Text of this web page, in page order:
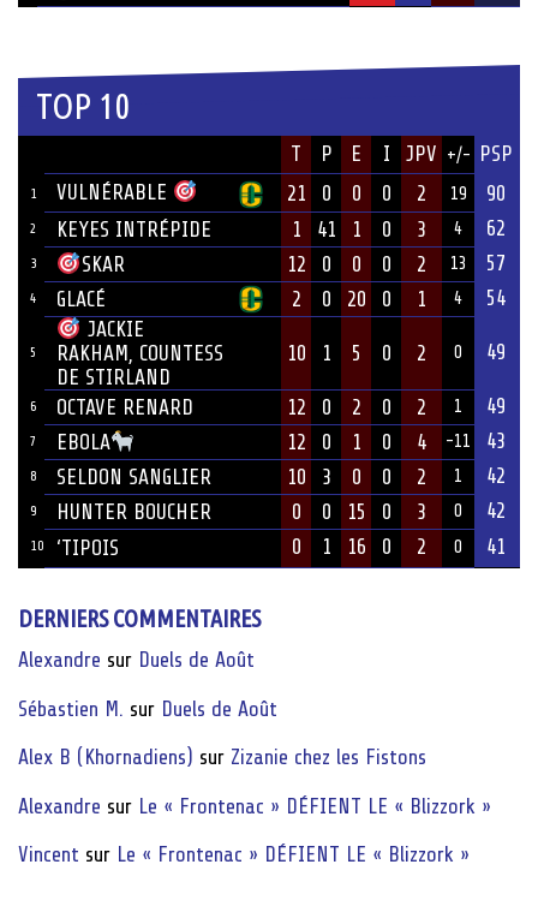
TOP 10
T P E I JPV +/- PSP
1 VULNÉRABLE 21 0 0 0 2 19 90
2 KEYES INTRÉPIDE 1 41 1 0 3 4 62
3 SKAR 12 0 0 0 2 13 57
4 GLACÉ 2 0 20 0 1 4 54
5
JACKIE
RAKHAM, COUNTESS
DE STIRLAND
10 1 5 0 2 0 49
6 OCTAVE RENARD 12 0 2 0 2 1 49
7 EBOLA 12 0 1 0 4 -11 43
8 SELDON SANGLIER 10 3 0 0 2 1 42
9 HUNTER BOUCHER 0 0 15 0 3 0 42
10 ‘TIPOIS 0 1 16 0 2 0 41
DERNIERS COMMENTAIRES
Alexandre sur Duels de Août
Sébastien M. sur Duels de Août
Alex B (Khornadiens) sur Zizanie chez les Fistons
Alexandre sur Le « Frontenac » DÉFIENT LE « Blizzork »
Vincent sur Le « Frontenac » DÉFIENT LE « Blizzork »